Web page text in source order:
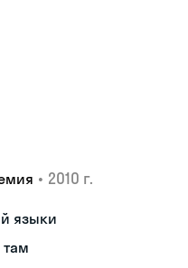
• 2010 г.
языки
там